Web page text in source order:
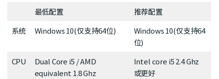
最低配置
推荐配置
系统
Windows 10(仅支持64位)
Windows 10(仅支持64
位)
CPU
Dual Core i5 / AMD
equivalent 1.8 Ghz
Intel core i5 2.4 Ghz
或更好